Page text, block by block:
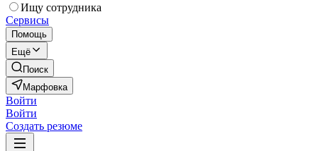
Ищу сотрудника
Сервисы
Помощь
Ещё
Поиск
Марфовка
Войти
Войти
Создать резюме